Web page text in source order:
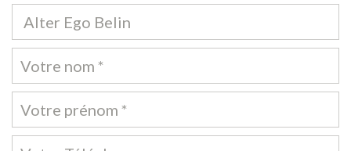
Alter Ego Belin